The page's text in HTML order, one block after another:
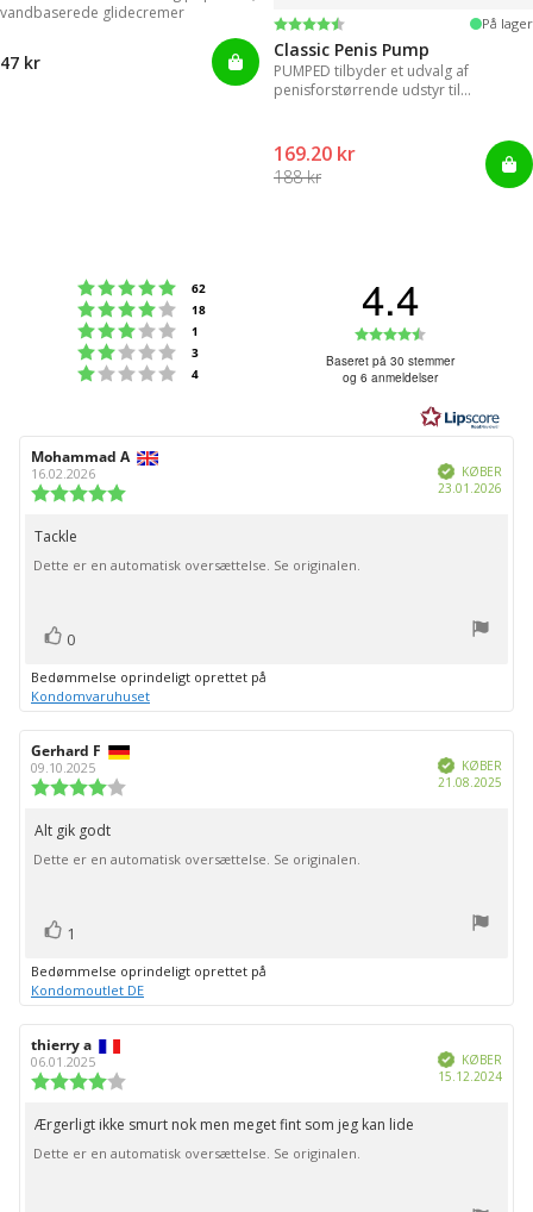
vandbaserede glidecremer
47 kr
Vurdering:
4.3 ud af 5 stjerner På lager
Classic Penis Pump
PUMPED tilbyder et udvalg af
penisforstørrende udstyr til
169.20 kr
188 kr
Vurdering:5 ud af 5 stjerner
62
Vurdering:4 ud af 5 stjerner
18
Vurdering:3 ud af 5 stjerner
1
Vurdering:2 ud af 5 stjerner
3
Vurdering:1 ud af 5 stjerner
4
4.4
ud
af
5
Baseret på 30 stemmer
og 6 anmeldelser
Forfatter
af
bedømmelsen:
Mohammad A
16.02.2026
5
Verificeret
KØBER
23.01.2026
Tekst
til
Tackle
Dette er en automatisk oversættelse. Se originalen.
Stem
op
0
Bedømmelse oprindeligt oprettet på
Kondomvaruhuset
Forfatter
af
bedømmelsen:
Gerhard F
09.10.2025
5
Verificeret
KØBER
21.08.2025
Tekst
til
Alt gik godt
Dette er en automatisk oversættelse. Se originalen.
Stem
op
1
Bedømmelse oprindeligt oprettet på
Kondomoutlet DE
Forfatter
af
bedømmelsen:
thierry a
06.01.2025
ud
af
5
Verificeret
KØBER
15.12.2024
Tekst
til
Ærgerligt ikke smurt nok men meget fint som jeg kan lide
Dette er en automatisk oversættelse. Se originalen.